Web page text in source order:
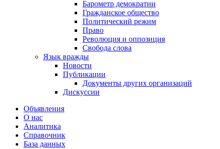
Барометр демократии
Гражданское общество
Политический режим
Право
Революция и оппозиция
Свобода слова
Язык вражды
Новости
Публикации
Документы других организаций
Дискуссии
Объявления
О нас
Аналитика
Справочник
База данных